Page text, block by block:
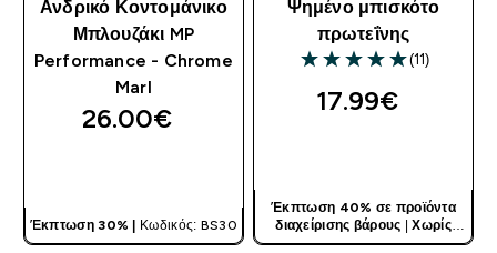
Ανδρικό Κοντομάνικο
Μπλουζάκι MP
Performance - Chrome
Marl
26.00€‎
Έκπτωση 30% | Κωδικός: BS30
Ψημένο μπισκότο
πρωτεΐνης
5 out of 5 stars
(11)
17.99€‎
Έκπτωση 40% σε προϊόντα
διαχείρισης βάρους |Χωρίς
Κωδικό